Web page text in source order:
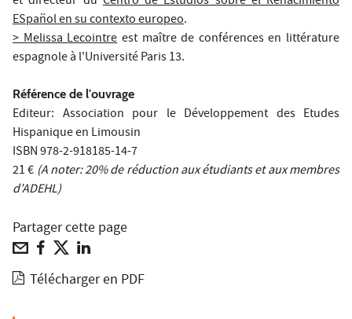
ESpañol en su contexto europeo.
> Melissa Lecointreest maître de conférences en littérature
espagnole à l'Université Paris 13.
Référence de l'ouvrage
Editeur: Association pour le Développement des Etudes
Hispanique en Limousin
ISBN 978-2-918185-14-7
21 € (A noter: 20% de réduction aux étudiants et aux membres
d’ADEHL)
Partager cette page
Télécharger en PDF